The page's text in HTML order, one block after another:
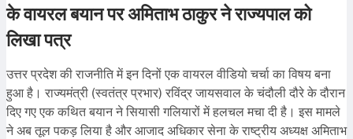
के वायरल बयान पर अमिताभ ठाकुर ने राज्यपाल को
लिखा पत्र
उत्तर प्रदेश की राजनीति में इन दिनों एक वायरल वीडियो चर्चा का विषय बना
हुआ है। राज्यमंत्री (स्वतंत्र प्रभार) रविंद्र जायसवाल के चंदौली दौरे के दौरान
दिए गए एक कथित बयान ने सियासी गलियारों में हलचल मचा दी है। इस मामले
ने अब तूल पकड़ लिया है और आजाद अधिकार सेना के राष्ट्रीय अध्यक्ष अमिताभ